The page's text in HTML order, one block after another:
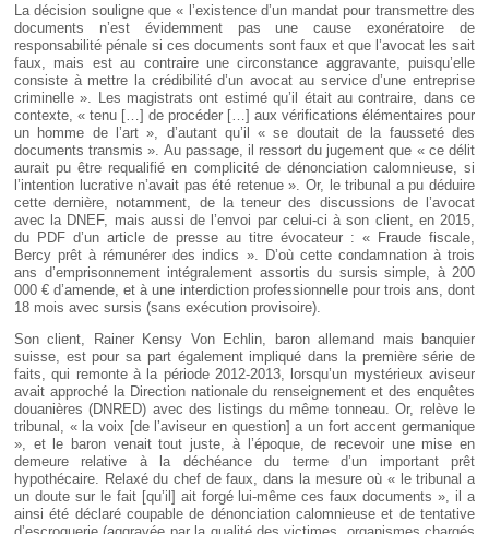
La décision souligne que « l’existence d’un mandat pour transmettre des
documents n’est évidemment pas une cause exonératoire de
responsabilité pénale si ces documents sont faux et que l’avocat les sait
faux, mais est au contraire une circonstance aggravante, puisqu’elle
consiste à mettre la crédibilité d’un avocat au service d’une entreprise
criminelle ». Les magistrats ont estimé qu’il était au contraire, dans ce
contexte, « tenu […] de procéder […] aux vérifications élémentaires pour
un homme de l’art », d’autant qu’il « se doutait de la fausseté des
documents transmis ». Au passage, il ressort du jugement que « ce délit
aurait pu être requalifié en complicité de dénonciation calomnieuse, si
l’intention lucrative n’avait pas été retenue ». Or, le tribunal a pu déduire
cette dernière, notamment, de la teneur des discussions de l’avocat
avec la DNEF, mais aussi de l’envoi par celui-ci à son client, en 2015,
du PDF d’un article de presse au titre évocateur : « Fraude fiscale,
Bercy prêt à rémunérer des indics ». D’où cette condamnation à trois
ans d’emprisonnement intégralement assortis du sursis simple, à 200
000 € d’amende, et à une interdiction professionnelle pour trois ans, dont
18 mois avec sursis (sans exécution provisoire).
Son client, Rainer Kensy Von Echlin, baron allemand mais banquier
suisse, est pour sa part également impliqué dans la première série de
faits, qui remonte à la période 2012-2013, lorsqu’un mystérieux aviseur
avait approché la Direction nationale du renseignement et des enquêtes
douanières (DNRED) avec des listings du même tonneau. Or, relève le
tribunal, « la voix [de l’aviseur en question] a un fort accent germanique
», et le baron venait tout juste, à l’époque, de recevoir une mise en
demeure relative à la déchéance du terme d’un important prêt
hypothécaire. Relaxé du chef de faux, dans la mesure où « le tribunal a
un doute sur le fait [qu’il] ait forgé lui-même ces faux documents », il a
ainsi été déclaré coupable de dénonciation calomnieuse et de tentative